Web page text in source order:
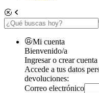
Mi cuenta
Bienvenido/a
Ingresar o crear cuenta
Accede a tus datos
devoluciones:
Correo electrónico